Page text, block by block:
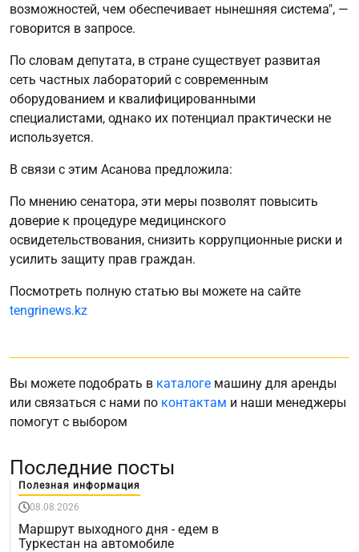
возможностей, чем обеспечивает нынешняя система", —
говорится в запросе.
По словам депутата, в стране существует развитая
сеть частных лабораторий с современным
оборудованием и квалифицированными
специалистами, однако их потенциал практически не
используется.
В связи с этим Асанова предложила:
По мнению сенатора, эти меры позволят повысить
доверие к процедуре медицинского
освидетельствования, снизить коррупционные риски и
усилить защиту прав граждан.
Посмотреть полную статью вы можете на сайте
tengrinews.kz
Вы можете подобрать в каталоге машину для аренды
или связаться с нами по контактам и наши менеджеры
помогут с выбором
Последние посты
Полезная информация
08.08.2026
Маршрут выходного дня - едем в
Туркестан на автомобиле